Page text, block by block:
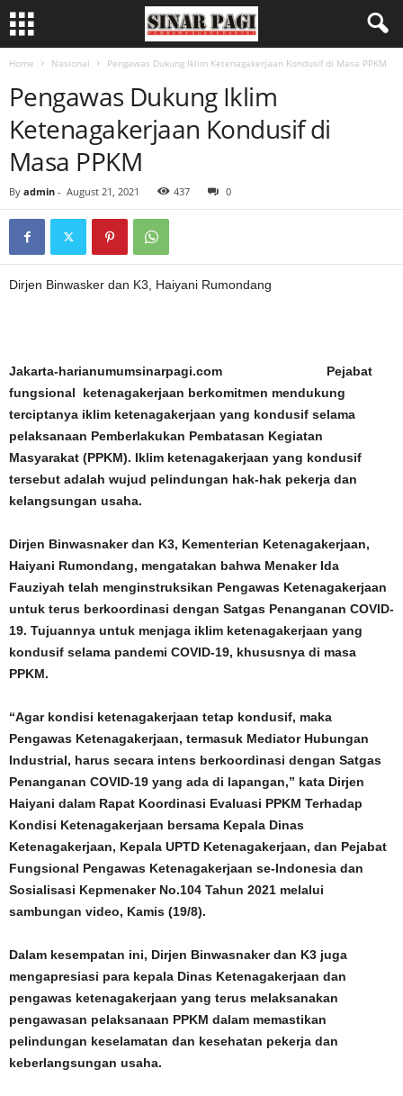
Home Nasional Pengawas Dukung Iklim Ketenagakerjaan Kondusif di Masa PPKM
Pengawas Dukung Iklim
Ketenagakerjaan Kondusif di
Masa PPKM
By admin - August 21, 2021 437 0
Dirjen Binwasker dan K3, Haiyani Rumondang
Jakarta-harianumumsinarpagi.com Pejabat
fungsional ketenagakerjaan berkomitmen mendukung
terciptanya iklim ketenagakerjaan yang kondusif selama
pelaksanaan Pemberlakukan Pembatasan Kegiatan
Masyarakat (PPKM). Iklim ketenagakerjaan yang kondusif
tersebut adalah wujud pelindungan hak-hak pekerja dan
kelangsungan usaha.
Dirjen Binwasnaker dan K3, Kementerian Ketenagakerjaan,
Haiyani Rumondang, mengatakan bahwa Menaker Ida
Fauziyah telah menginstruksikan Pengawas Ketenagakerjaan
untuk terus berkoordinasi dengan Satgas Penanganan COVID-
19. Tujuannya untuk menjaga iklim ketenagakerjaan yang
kondusif selama pandemi COVID-19, khususnya di masa
PPKM.
“Agar kondisi ketenagakerjaan tetap kondusif, maka
Pengawas Ketenagakerjaan, termasuk Mediator Hubungan
Industrial, harus secara intens berkoordinasi dengan Satgas
Penanganan COVID-19 yang ada di lapangan,” kata Dirjen
Haiyani dalam Rapat Koordinasi Evaluasi PPKM Terhadap
Kondisi Ketenagakerjaan bersama Kepala Dinas
Ketenagakerjaan, Kepala UPTD Ketenagakerjaan, dan Pejabat
Fungsional Pengawas Ketenagakerjaan se-Indonesia dan
Sosialisasi Kepmenaker No.104 Tahun 2021 melalui
sambungan video, Kamis (19/8).
Dalam kesempatan ini, Dirjen Binwasnaker dan K3 juga
mengapresiasi para kepala Dinas Ketenagakerjaan dan
pengawas ketenagakerjaan yang terus melaksanakan
pengawasan pelaksanaan PPKM dalam memastikan
pelindungan keselamatan dan kesehatan pekerja dan
keberlangsungan usaha.